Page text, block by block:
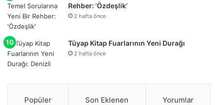
Rehber: ‘Özdeşlik’
2 hafta önce
Tüyap Kitap Fuarlarının Yeni Durağı
2 hafta önce
Popüler Son Eklenen Yorumlar